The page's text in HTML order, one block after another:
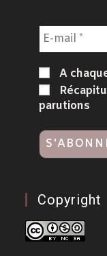
A
parutions
Copyright